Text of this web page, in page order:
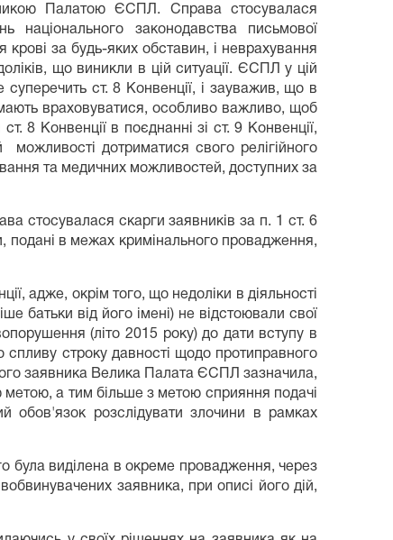
Палатою ЄСПЛ. Справа стосувалася
національного законодавства письмової
крові за будь-яких обставин, і неврахування
що виникли в цій ситуації. ЄСПЛ у цій
ст. 8 Конвенції, і зауважив, що в
мають враховуватися, особливо важливо, щоб
8 Конвенції в поєднанні зі ст. 9 Конвенції,
дотриматися свого релігійного
та медичних можливостей, доступних за
стосувалася скарги заявників за п. 1 ст. 6
подані в межах кримінального провадження,
адже, окрім того, що недоліки в діяльності
батьки від його імені) не відстоювали свої
(літо 2015 року) до дати вступу в
строку давності щодо протиправного
заявника Велика Палата ЄСПЛ зазначила,
метою, а тим більше з метою сприяння подачі
обов'язок розслідувати злочини в рамках
була виділена в окреме провадження, через
заявника, при описі його дій,